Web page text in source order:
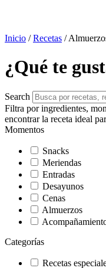
Inicio /Recetas /
¿Qué te
Search
Filtra por ingredientes,
encontrar la receta ideal
Momentos
Snacks
Meriendas
Entradas
Desayunos
Cenas
Almuerzos
Categorías
Recetas